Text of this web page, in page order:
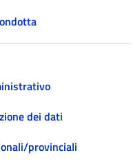
dei dati
provinciali